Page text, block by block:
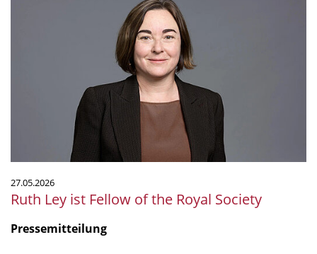
27.05.2026
Ruth Ley ist Fellow of the Royal Society
Pressemitteilung